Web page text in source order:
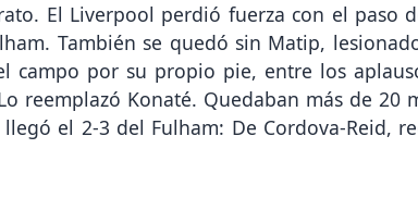
El Liverpool perdió fuerza con el paso
También se quedó sin Matip,
campo por su propio pie, entre los
reemplazó Konaté. Quedaban más de 20
el 2-3 del Fulham: De Cordova-Reid,